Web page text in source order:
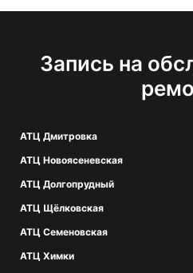
Запись на
АТЦ Дмитровка
АТЦ Новоясеневская
АТЦ Долгопрудный
АТЦ Щёлковская
АТЦ Семеновская
АТЦ Химки